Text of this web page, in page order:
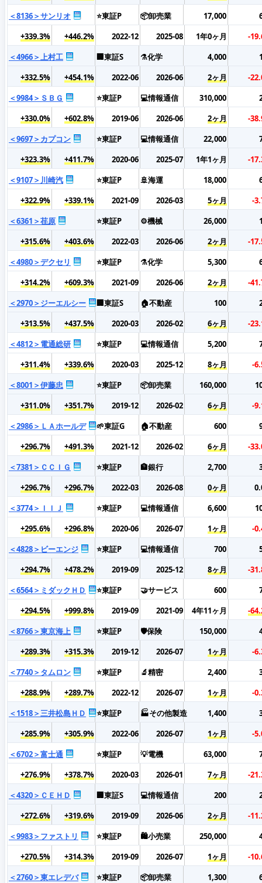
＜8136＞サンリオ
⭐東証P 📦卸売業 17,000
+339.3%
+446.2% 2022-12 2025-08 1年0ヶ月
-
＜4966＞上村工
🏢東証S ⚗️化学 4,000
+332.5%
+454.1% 2022-06 2026-06 2ヶ月
-
＜9984＞ＳＢＧ
⭐東証P 💻情報通信 310,000
+330.0%
+602.8% 2019-06 2026-06 2ヶ月
-
＜9697＞カプコン
⭐東証P 💻情報通信 22,000
+323.3%
+411.7% 2020-06 2025-07 1年1ヶ月
-
＜9107＞川崎汽
⭐東証P 🚢海運 18,000
+322.9%
+339.1% 2021-09 2026-03 5ヶ月
-
＜6361＞荏原
⭐東証P ⚙️機械 26,000
+315.6%
+403.6% 2022-03 2026-06 2ヶ月
-
＜4980＞デクセリ
⭐東証P ⚗️化学 5,300
+314.2%
+609.3% 2021-09 2026-06 2ヶ月
-
＜2970＞ジーエルシー
🏢東証S 🏠不動産 100
+313.5%
+437.5% 2020-03 2026-02 6ヶ月
-
＜4812＞電通総研
⭐東証P 💻情報通信 5,200
+311.4%
+339.6% 2020-03 2025-12 8ヶ月
-
＜8001＞伊藤忠
⭐東証P 📦卸売業 160,000
+311.0%
+351.7% 2019-12 2026-02 6ヶ月
-
＜2986＞ＬＡホールデ
🌱東証G 🏠不動産 600
+296.7%
+491.3% 2021-12 2026-02 6ヶ月
-
＜7381＞ＣＣＩＧ
⭐東証P 🏦銀行 2,700
+296.7%
+296.7% 2022-03 2026-08 0ヶ月
＜3774＞ＩＩＪ
⭐東証P 💻情報通信 6,600
+295.6%
+296.8% 2020-06 2026-07 1ヶ月
-
＜4828＞ビーエンジ
⭐東証P 💻情報通信 700
+294.7%
+478.2% 2019-09 2025-12 8ヶ月
-
＜6564＞ミダックＨＤ
⭐東証P 🤝サービス 600
+294.5%
+999.8% 2019-09 2021-09 4年11ヶ月
-
＜8766＞東京海上
⭐東証P 🛡️保険 150,000
+289.3%
+315.3% 2019-12 2026-07 1ヶ月
-
＜7740＞タムロン
⭐東証P 🔬精密 2,400
+288.9%
+289.7% 2022-12 2026-07 1ヶ月
-
＜1518＞三井松島ＨＤ
⭐東証P 🏭その他製造 1,400
+285.9%
+305.9% 2022-06 2026-07 1ヶ月
-
＜6702＞富士通
⭐東証P 💡電機 63,000
+276.9%
+378.7% 2020-03 2026-01 7ヶ月
-
＜4320＞ＣＥＨＤ
🏢東証S 💻情報通信 200
+272.6%
+319.6% 2019-09 2026-06 2ヶ月
-
＜9983＞ファストリ
⭐東証P 🛍️小売業 250,000
+270.5%
+314.3% 2019-09 2026-07 1ヶ月
-
＜2760＞東エレデバ
⭐東証P 📦卸売業 1,300